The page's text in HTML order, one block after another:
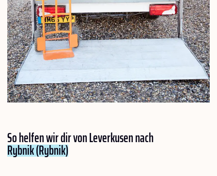
So helfen wir dir von Leverkusen nach
Rybnik (Rybnik)